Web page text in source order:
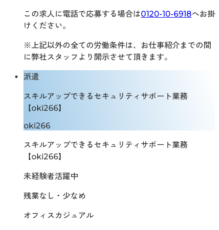
この求人に電話で応募する場合は0120-10-6918へお掛
けください。
※上記以外の全ての労働条件は、お仕事紹介までの間
に弊社スタッフより開示させて頂きます。
派遣
スキルアップできるセキュリティサポート業務
【oki266】
oki266
スキルアップできるセキュリティサポート業務
【oki266】
未経験者活躍中
残業なし・少なめ
オフィスカジュアル